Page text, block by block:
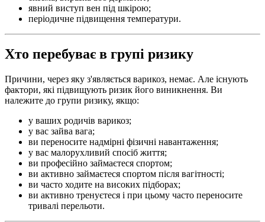
явний виступ вен під шкірою;
періодичне підвищення температури.
Хто перебуває в групі ризику
Причини, через яку з'являється варикоз, немає. Але існують
фактори, які підвищують ризик його виникнення. Ви
належите до групи ризику, якщо:
у ваших родичів варикоз;
у вас зайва вага;
ви переносите надмірні фізичні навантаження;
у вас малорухливий спосіб життя;
ви професійно займаєтеся спортом;
ви активно займаєтеся спортом після вагітності;
ви часто ходите на високих підборах;
ви активно тренуєтеся і при цьому часто переносите
тривалі перельоти.